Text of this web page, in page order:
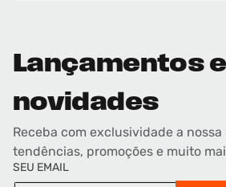
Lançamentos e
novidades
Receba com exclusividade a
tendências, promoções e muito
SEU EMAIL